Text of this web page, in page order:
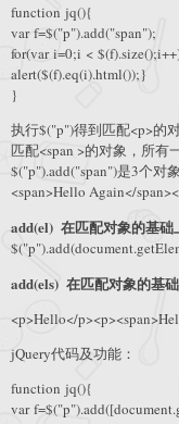
function jq(){
var f=$("p").add("span");
for(var i=0;i <
alert($(f).eq(i).html());}
}
执行$("p")得到匹配<p>的
匹配<span >的对象，所
$("p").add("span")是3个对
<span>Hello Again</
add(el) 在匹配对象的基础
add(els) 在匹配对象的基
<p>Hello</
jQuery代码及功能：
function jq(){
var